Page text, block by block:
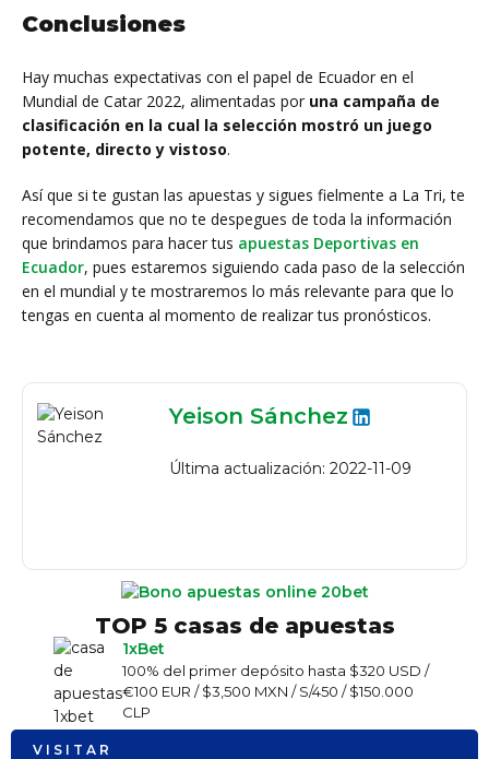
Conclusiones
Hay muchas expectativas con el papel de Ecuador en el
Mundial de Catar 2022, alimentadas por una campaña de
clasificación en la cual la selección mostró un juego
potente, directo y vistoso.
Así que si te gustan las apuestas y sigues fielmente a La Tri, te
recomendamos que no te despegues de toda la información
que brindamos para hacer tus apuestas Deportivas en
Ecuador, pues estaremos siguiendo cada paso de la selección
en el mundial y te mostraremos lo más relevante para que lo
tengas en cuenta al momento de realizar tus pronósticos.
Yeison Sánchez
Última actualización: 2022-11-09
TOP 5 casas de apuestas
1xBet
100% del primer depósito hasta $320 USD /
€100 EUR / $3,500 MXN / S/450 / $150.000
CLP
VISITAR